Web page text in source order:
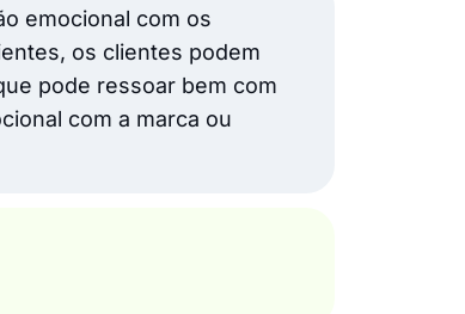
emocional com os
os clientes podem
pode ressoar bem com
com a marca ou